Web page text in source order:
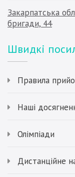
Закарпатська
бригади, 44
Швидкі
Правила
Наші
Олімпіади
Дистанційне